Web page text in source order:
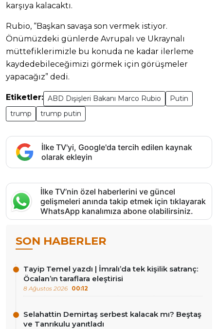
karşıya kalacaktı.
Rubio, “Başkan savaşa son vermek istiyor.
Önümüzdeki günlerde Avrupalı ve Ukraynalı
müttefiklerimizle bu konuda ne kadar ilerleme
kaydedebileceğimizi görmek için görüşmeler
yapacağız” dedi.
Etiketler: ABD Dışişleri Bakanı Marco Rubio
Putin
trump
trump putin
İlke TV'yi, Google'da tercih edilen kaynak
olarak ekleyin
İlke TV’nin özel haberlerini ve güncel
gelişmeleri anında takip etmek için tıklayarak
WhatsApp kanalımıza abone olabilirsiniz.
SON HABERLER
Tayip Temel yazdı | İmralı’da tek kişilik satranç:
Öcalan’ın taraflara eleştirisi
8 Ağustos 2026 00:12
Selahattin Demirtaş serbest kalacak mı? Beştaş
ve Tanrıkulu yanıtladı